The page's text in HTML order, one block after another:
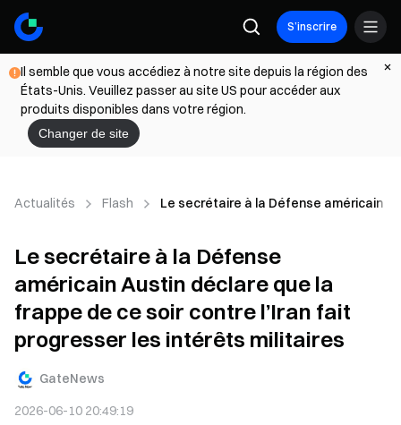
S’inscrire
Il semble que vous accédiez à notre site depuis la région des
États-Unis. Veuillez passer au site US pour accéder aux
produits disponibles dans votre région.
Changer de site
Actualités Flash Le secrétaire à la Défense américain
Le secrétaire à la Défense
américain Austin déclare que la
frappe de ce soir contre l’Iran fait
progresser les intérêts militaires
GateNews
2026-06-10 20:49:19